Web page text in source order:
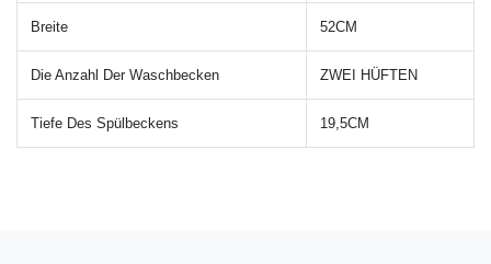
Breite 52CM
Die Anzahl Der Waschbecken ZWEI HÜFTEN
Tiefe Des Spülbeckens 19,5CM